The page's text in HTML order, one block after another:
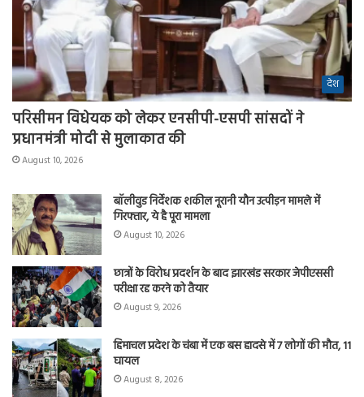
देश
परिसीमन विधेयक को लेकर एनसीपी-एसपी सांसदों ने
प्रधानमंत्री मोदी से मुलाकात की
August 10, 2026
बॉलीवुड निर्देशक शकील नूरानी यौन उत्पीड़न मामले में
गिरफ्तार, ये है पूरा मामला
August 10, 2026
छात्रों के विरोध प्रदर्शन के बाद झारखंड सरकार जेपीएससी
परीक्षा रद्द करने को तैयार
August 9, 2026
हिमाचल प्रदेश के चंबा में एक बस हादसे में 7 लोगों की मौत, 11
घायल
August 8, 2026